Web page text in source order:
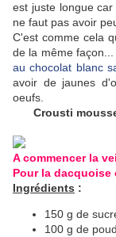
est juste longue
ne faut pas avoir
C'est comme cela
de la même
au chocolat blanc
avoir de jaunes
oeufs.
Crousti
A commencer la
Pour la
Ingrédients :
150 g de
100 g de